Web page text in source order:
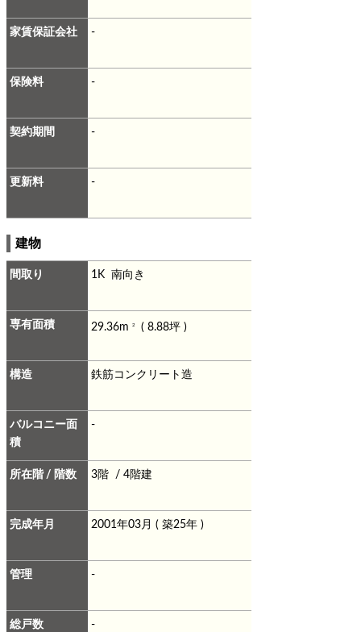
家賃保証会社 -
保険料 -
契約期間 -
更新料 -
建物
間取り 1K 南向き
専有面積 29.36m2 ( 8.88坪 )
構造 鉄筋コンクリート造
バルコニー面
積
-
所在階 / 階数 3階 / 4階建
完成年月 2001年03月 ( 築25年 )
管理 -
総戸数 -